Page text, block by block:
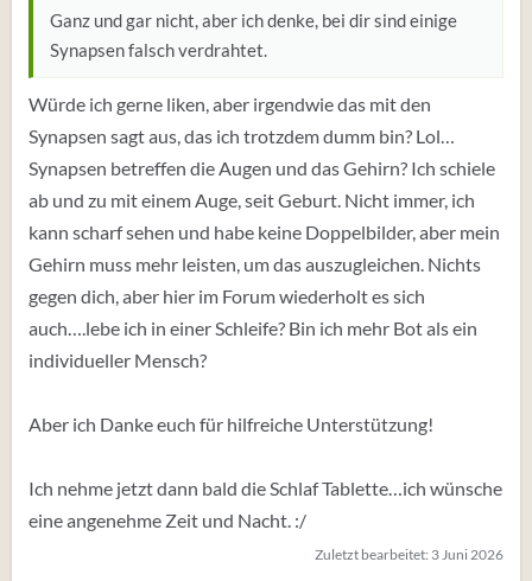
Ganz und gar nicht, aber ich denke, bei dir sind einige
Synapsen falsch verdrahtet.
Würde ich gerne liken, aber irgendwie das mit den
Synapsen sagt aus, das ich trotzdem dumm bin? Lol…
Synapsen betreffen die Augen und das Gehirn? Ich schiele
ab und zu mit einem Auge, seit Geburt. Nicht immer, ich
kann scharf sehen und habe keine Doppelbilder, aber mein
Gehirn muss mehr leisten, um das auszugleichen. Nichts
gegen dich, aber hier im Forum wiederholt es sich
auch….lebe ich in einer Schleife? Bin ich mehr Bot als ein
individueller Mensch?
Aber ich Danke euch für hilfreiche Unterstützung!
Ich nehme jetzt dann bald die Schlaf Tablette…ich wünsche
eine angenehme Zeit und Nacht. :/
Zuletzt bearbeitet: 3 Juni 2026